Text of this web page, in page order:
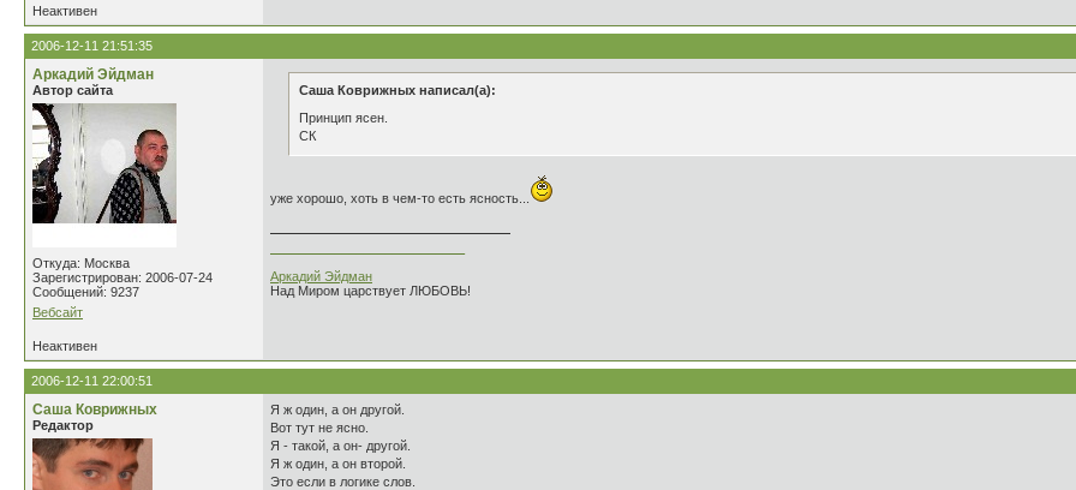
Неактивен
2006-12-11 21:51:35
Аркадий Эйдман
Автор сайта
Откуда: Москва
Зарегистрирован: 2006-07-24
Сообщений: 9237
Вебсайт
Саша Коврижных написал(а):
Принцип ясен.
СК
уже хорошо, хоть в чем-то есть ясность...
Аркадий Эйдман
Над Миром царствует ЛЮБОВЬ!
Неактивен
2006-12-11 22:00:51
Саша Коврижных
Редактор
Я ж один, а он другой.
Вот тут не ясно.
Я - такой, а он- другой.
Я ж один, а он второй.
Это если в логике слов.